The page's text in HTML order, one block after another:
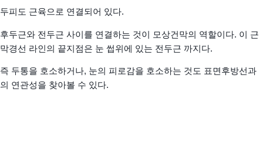
두피도 근육으로 연결되어 있다.
후두근와 전두근 사이를 연결하는 것이 모상건막의 역할이다. 이 근
막경선 라인의 끝지점은 눈 썹위에 있는 전두근 까지다.
즉 두통을 호소하거나, 눈의 피로감을 호소하는 것도 표면후방선과
의 연관성을 찾아볼 수 있다.